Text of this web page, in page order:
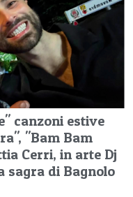
canzoni estive
"Bam Bam
Cerri, in arte Dj
sagra di Bagnolo